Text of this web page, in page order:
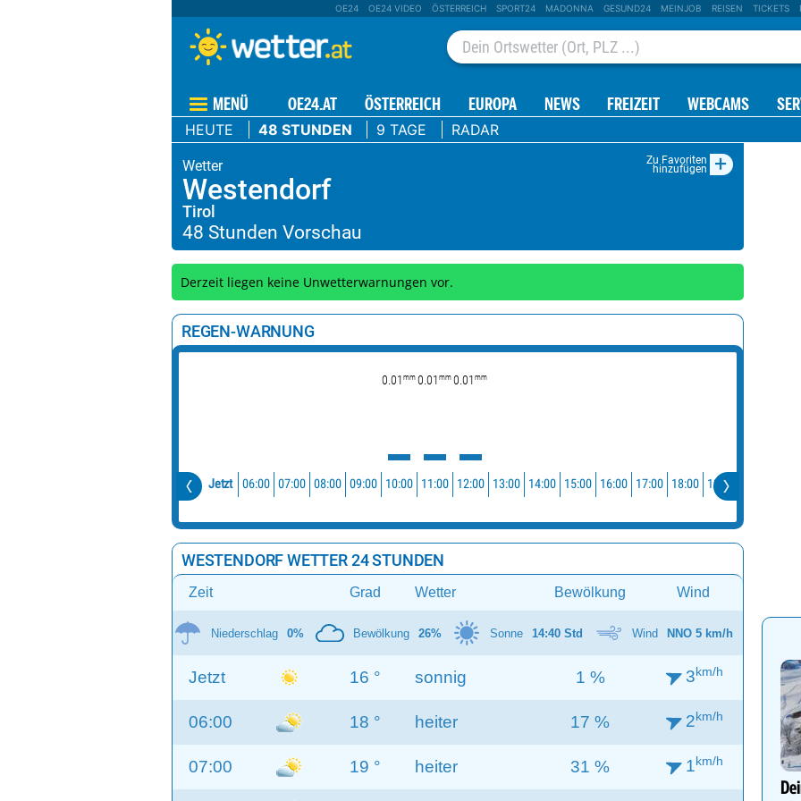
OE24 OE24 VIDEO ÖSTERREICH SPORT24 MADONNA GESUND24 MEINJOB REISEN TICKETS
MENÜ OE24.AT ÖSTERREICH EUROPA NEWS FREIZEIT WEBCAMS
HEUTE 48 STUNDEN 9 TAGE RADAR
Zu Favoriten
hinzufügen +
Westendorf
Tirol
Derzeit liegen keine Unwetterwarnungen vor.
REGEN-WARNUNG
0.01 mm 0.01 mm 0.01 mm
Jetzt 06:00 07:00 08:00 09:00 10:00 11:00 12:00 13:00 14:00 15:00 16:00 17:00 18:00 19:00
WESTENDORF WETTER 24 STUNDEN
Zeit Grad Wetter Bewölkung Wind
Niederschlag 0% Bewölkung 26% Sonne 14:40 Std Wind NNO 5 km/h
Jetzt 16 ° sonnig 1 % 3km/h
06:00 18 ° heiter 17 % 2km/h
07:00 19 ° heiter 31 % 1km/h